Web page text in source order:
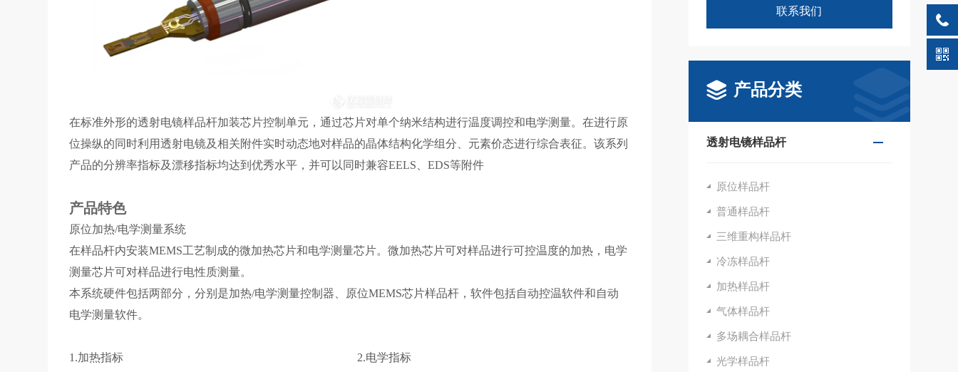
在标准外形的透射电镜样品杆加装芯片控制单元，通过芯片对单个纳米结构进行温度调控和电学测量。在进行原
位操纵的同时利用透射电镜及相关附件实时动态地对样品的晶体结构化学组分、元素价态进行综合表征。该系列
产品的分辨率指标及漂移指标均达到优秀水平，并可以同时兼容EELS、EDS等附件
产品特色
原位加热/电学测量系统
在样品杆内安装MEMS工艺制成的微加热芯片和电学测量芯片。微加热芯片可对样品进行可控温度的加热，电学
测量芯片可对样品进行电性质测量。
本系统硬件包括两部分，分别是加热/电学测量控制器、原位MEMS芯片样品杆，软件包括自动控温软件和自动
电学测量软件。
1.加热指标 2.电学指标
联系我们
产品分类
透射电镜样品杆
原位样品杆
普通样品杆
三维重构样品杆
冷冻样品杆
加热样品杆
气体样品杆
多场耦合样品杆
光学样品杆